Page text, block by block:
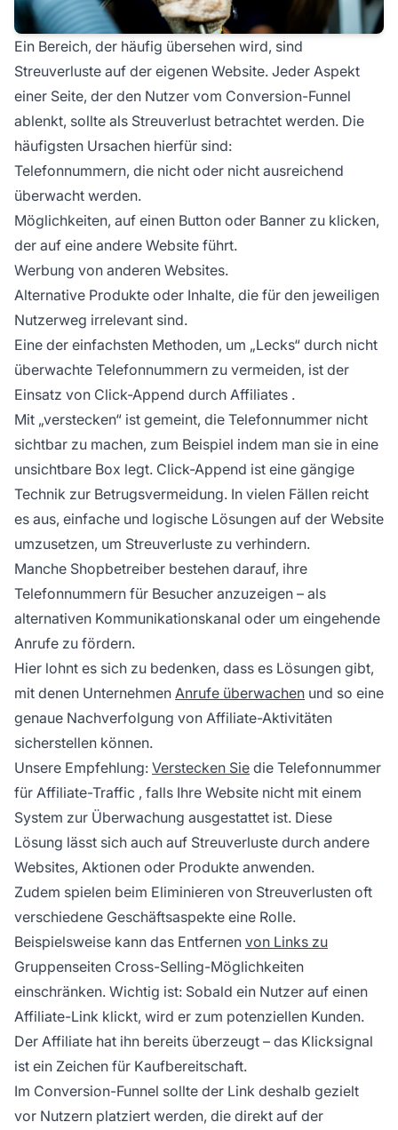
Ein Bereich, der häufig übersehen wird, sind
Streuverluste auf der eigenen Website. Jeder Aspekt
einer Seite, der den Nutzer vom Conversion-Funnel
ablenkt, sollte als Streuverlust betrachtet werden. Die
häufigsten Ursachen hierfür sind:
Telefonnummern, die nicht oder nicht ausreichend
überwacht werden.
Möglichkeiten, auf einen Button oder Banner zu klicken,
der auf eine andere Website führt.
Werbung von anderen Websites.
Alternative Produkte oder Inhalte, die für den jeweiligen
Nutzerweg irrelevant sind.
Eine der einfachsten Methoden, um „Lecks“ durch nicht
überwachte Telefonnummern zu vermeiden, ist der
Einsatz von Click-Append durch Affiliates .
Mit „verstecken“ ist gemeint, die Telefonnummer nicht
sichtbar zu machen, zum Beispiel indem man sie in eine
unsichtbare Box legt. Click-Append ist eine gängige
Technik zur Betrugsvermeidung. In vielen Fällen reicht
es aus, einfache und logische Lösungen auf der Website
umzusetzen, um Streuverluste zu verhindern.
Manche Shopbetreiber bestehen darauf, ihre
Telefonnummern für Besucher anzuzeigen – als
alternativen Kommunikationskanal oder um eingehende
Anrufe zu fördern.
Hier lohnt es sich zu bedenken, dass es Lösungen gibt,
mit denen Unternehmen Anrufe überwachen und so eine
genaue Nachverfolgung von Affiliate-Aktivitäten
sicherstellen können.
Unsere Empfehlung: Verstecken Sie die Telefonnummer
für Affiliate-Traffic , falls Ihre Website nicht mit einem
System zur Überwachung ausgestattet ist. Diese
Lösung lässt sich auch auf Streuverluste durch andere
Websites, Aktionen oder Produkte anwenden.
Zudem spielen beim Eliminieren von Streuverlusten oft
verschiedene Geschäftsaspekte eine Rolle.
Beispielsweise kann das Entfernen von Links zu
Gruppenseiten Cross-Selling-Möglichkeiten
einschränken. Wichtig ist: Sobald ein Nutzer auf einen
Affiliate-Link klickt, wird er zum potenziellen Kunden.
Der Affiliate hat ihn bereits überzeugt – das Klicksignal
ist ein Zeichen für Kaufbereitschaft.
Im Conversion-Funnel sollte der Link deshalb gezielt
vor Nutzern platziert werden, die direkt auf der